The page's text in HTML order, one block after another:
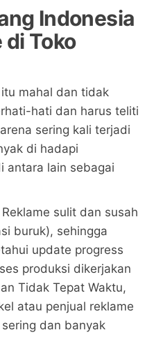
Indonesia
di Toko
mahal dan tidak
hati dan harus teliti
sering kali terjadi
di hadapi
antara lain sebagai
sulit dan susah
buruk), sehingga
update progress
produksi dikerjakan
Tidak Tepat Waktu,
atau penjual reklame
dan banyak